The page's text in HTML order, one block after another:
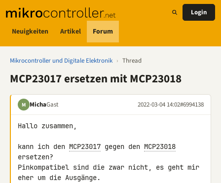
Neuigkeiten Artikel Forum
Login
Mikrocontroller und Digitale Elektronik › Thread
MCP23017 ersetzen mit MCP23018
M MichaGast 2022-03-04 14:02#6994138
Hallo zusammen,
kann ich den MCP23017 gegen den MCP23018
ersetzen?
Pinkompatibel sind die zwar nicht, es geht mir
eher um die Ausgänge.